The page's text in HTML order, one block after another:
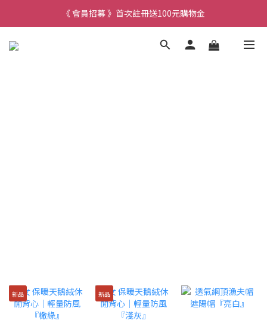
《 會員招募 》首次註冊送100元購物金
新品 新品